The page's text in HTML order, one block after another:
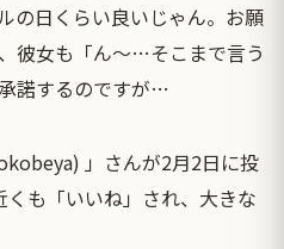
の日くらい良いじゃん。お願
彼女も「ん〜…そこまで言う
諾するのですが…
」さんが2月2日に投
も「いいね」され、大きな